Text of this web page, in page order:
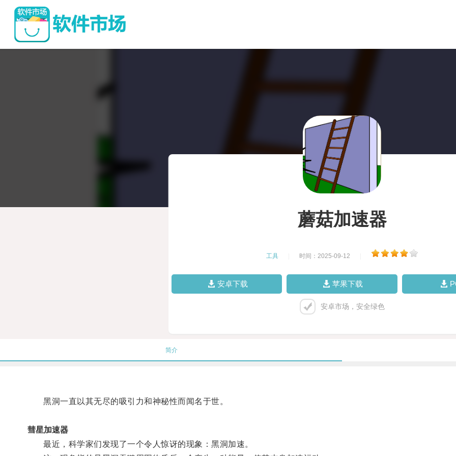
蘑菇加速器
工具 时间：2025-09-12
安卓下载 苹果下载
安卓市场，安全绿色
简介
黑洞一直以其无尽的吸引力和神秘性而闻名于世。
彗星加速器
最近，科学家们发现了一个令人惊讶的现象：黑洞加速。